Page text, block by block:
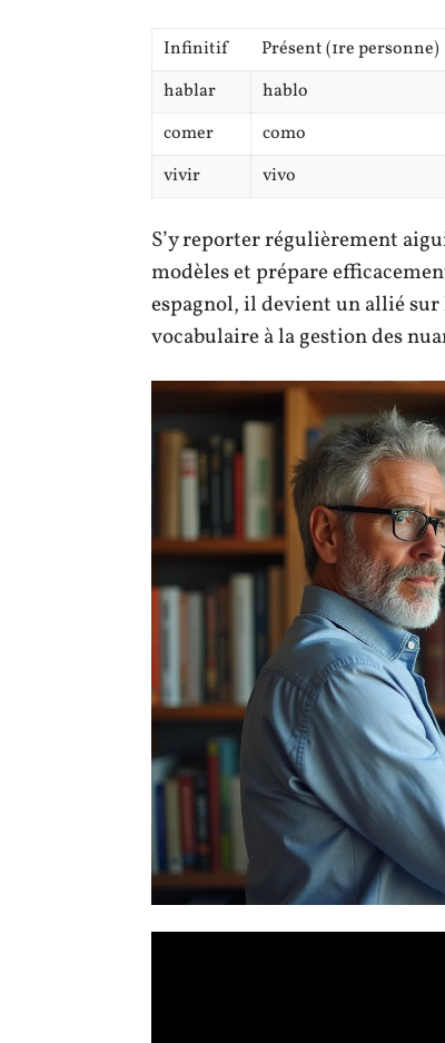
Infinitif Présent (1re personne)
hablar
hablo
comer
como
vivir
vivo
S’y reporter régulièrement
modèles et prépare
espagnol, il devient un allié
vocabulaire à la gestion des